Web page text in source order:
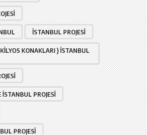
İSTANBUL PROJESI
KONAKLARI ) İSTANBUL
PROJESI
PROJESI